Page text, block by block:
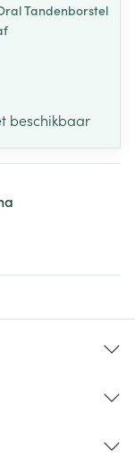
Tandenborstel
beschikbaar
pagina